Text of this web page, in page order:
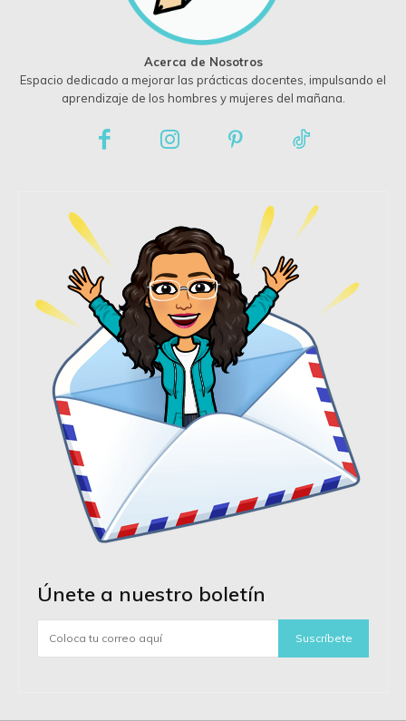
Acerca de Nosotros
Espacio dedicado a mejorar las prácticas docentes, impulsando el
aprendizaje de los hombres y mujeres del mañana.
Únete a nuestro boletín
Suscríbete